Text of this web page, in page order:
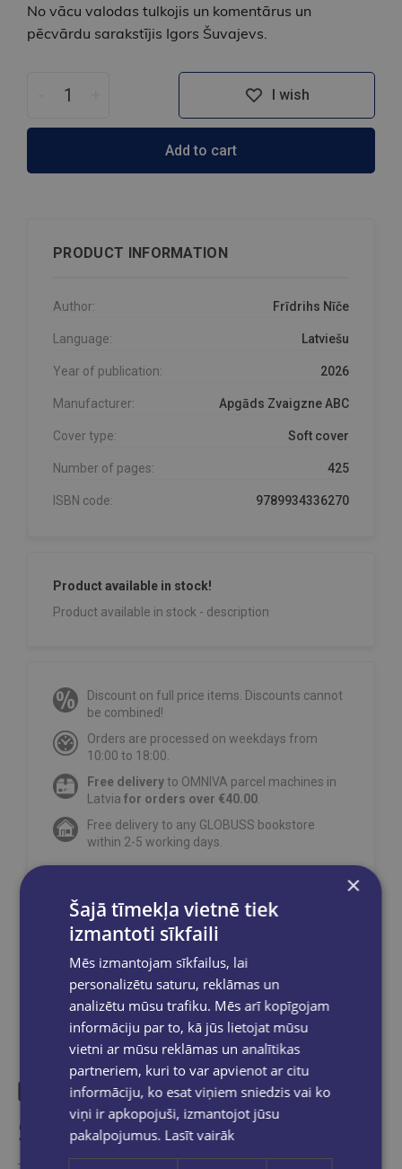
No vācu valodas tulkojis un komentārus un
pēcvārdu sarakstījis Igors Šuvajevs.
I wish
Add to cart
PRODUCT INFORMATION
Author: Frīdrihs Nīče
Language: Latviešu
Year of publication: 2026
Manufacturer: Apgāds Zvaigzne ABC
Cover type: Soft cover
Number of pages: 425
ISBN code: 9789934336270
Product available in stock!
Product available in stock - description
Discount on full price items. Discounts cannot
be combined!
Orders are processed on weekdays from
10:00 to 18:00.
Free deliveryto OMNIVA parcel machines in
Latvia for orders over €40.00
Free delivery to any GLOBUSS bookstore
within 2-5 working days.
Share on social networks:
Similar products
×
Šajā tīmekļa vietnē tiek
izmantoti sīkfaili
Mēs izmantojam sīkfailus, lai
personalizētu saturu, reklāmas un
analizētu mūsu trafiku. Mēs arī kopīgojam
informāciju par to, kā jūs lietojat mūsu
vietni ar mūsu reklāmas un analītikas
partneriem, kuri to var apvienot ar citu
informāciju, ko esat viņiem sniedzis vai ko
viņi ir apkopojuši, izmantojot jūsu
pakalpojumus. Lasīt vairāk